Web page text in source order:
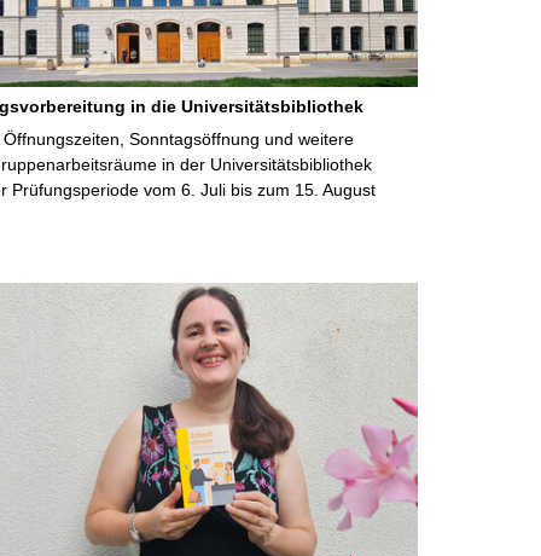
in die Universitätsbibliothek
Sonntagsöffnung und weitere
in der Universitätsbibliothek
Prüfungsperiode vom 6. Juli bis zum 15. August